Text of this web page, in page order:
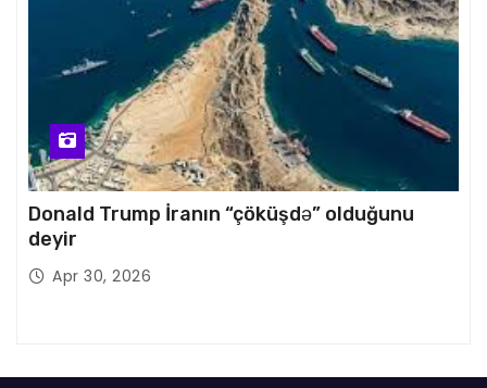
Donald Trump İranın “çöküşdə” olduğunu
deyir
Apr 30, 2026